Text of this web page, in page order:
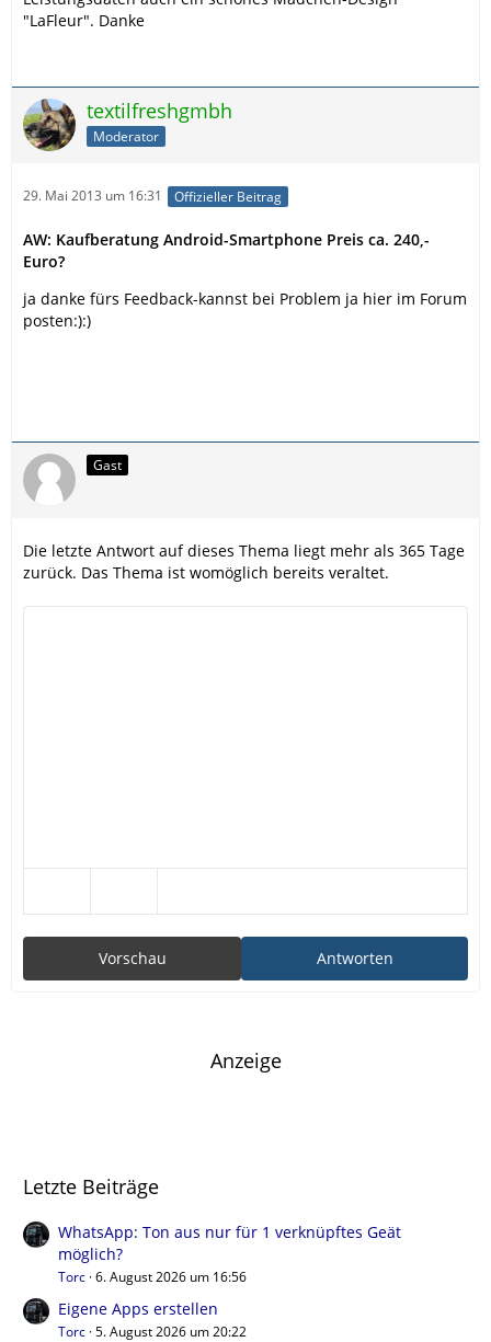
"LaFleur". Danke
textilfreshgmbh
Moderator
29. Mai 2013 um 16:31 Offizieller Beitrag
AW: Kaufberatung Android-Smartphone Preis ca. 240,-
Euro?
ja danke fürs Feedback-kannst bei Problem ja hier im Forum
posten:):)
Gast
Die letzte Antwort auf dieses Thema liegt mehr als 365 Tage
zurück. Das Thema ist womöglich bereits veraltet.
Antworten
Vorschau
Anzeige
Letzte Beiträge
WhatsApp: Ton aus nur für 1 verknüpftes Geät
möglich?
Torc 6. August 2026 um 16:56
Eigene Apps erstellen
Torc 5. August 2026 um 20:22